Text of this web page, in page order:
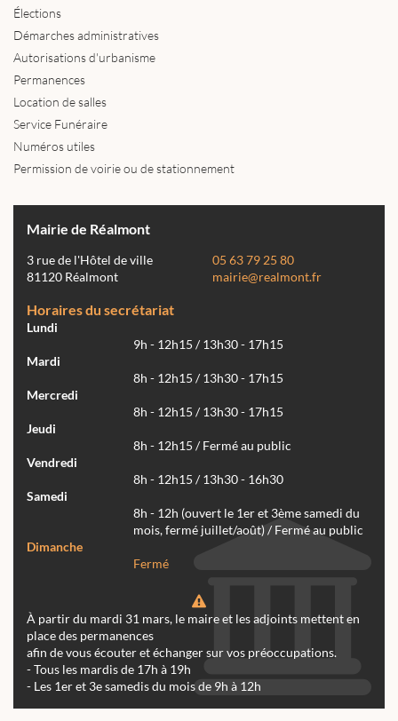
Élections
Démarches administratives
Autorisations d'urbanisme
Permanences
Location de salles
Service Funéraire
Numéros utiles
Permission de voirie ou de stationnement
Mairie de Réalmont
3 rue de l'Hôtel de ville
81120 Réalmont
05 63 79 25 80
mairie@realmont.fr
Horaires du secrétariat
Lundi
9h - 12h15 / 13h30 - 17h15
Mardi
8h - 12h15 / 13h30 - 17h15
Mercredi
8h - 12h15 / 13h30 - 17h15
Jeudi
8h - 12h15 / Fermé au public
Vendredi
8h - 12h15 / 13h30 - 16h30
Samedi
8h - 12h (ouvert le 1er et 3ème samedi du
mois, fermé juillet/août) / Fermé au public
Dimanche
Fermé
À partir du mardi 31 mars, le maire et les adjoints mettent en
place des permanences
afin de vous écouter et échanger sur vos préoccupations.
- Tous les mardis de 17h à 19h
- Les 1er et 3e samedis du mois de 9h à 12h